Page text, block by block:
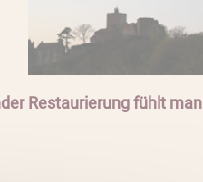
Restaurierung fühlt man